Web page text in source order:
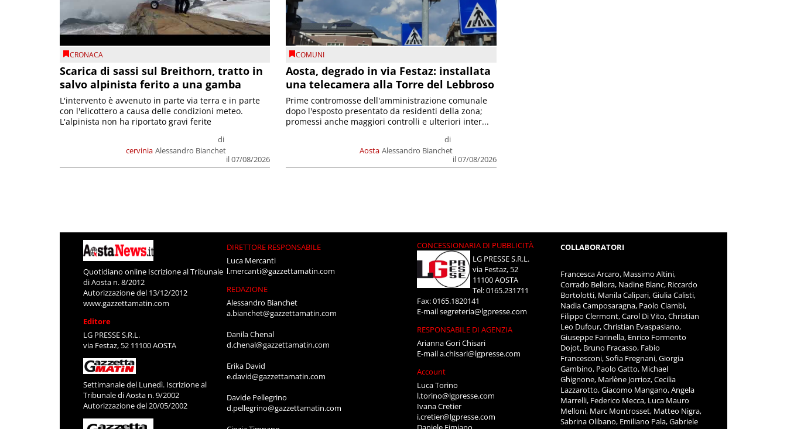
CRONACA
Scarica di sassi sul Breithorn, tratto in
salvo alpinista ferito a una gamba
cervinia
di
Alessandro Bianchet
il 07/08/2026
L'intervento è avvenuto in parte via terra e in parte
con l'elicottero a causa delle condizioni meteo.
L'alpinista non ha riportato gravi ferite
COMUNI
Aosta, degrado in via Festaz: installata
una telecamera alla Torre del Lebbroso
Aosta
di
Alessandro Bianchet
il 07/08/2026
Prime contromosse dell'amministrazione comunale
dopo l'esposto presentato da residenti della zona;
promessi anche maggiori controlli e ulteriori inter...
Quotidiano online Iscrizione al Tribunale
di Aosta n. 8/2012
Autorizzazione del 13/12/2012
www.gazzettamatin.com
Editore
LG PRESSE S.R.L.
via Festaz, 52 11100 AOSTA
Settimanale del Lunedì. Iscrizione al
Tribunale di Aosta n. 9/2002
Autorizzazione del 20/05/2002
DIRETTORE RESPONSABILE
Luca Mercanti
l.mercanti@gazzettamatin.com
REDAZIONE
Alessandro Bianchet
a.bianchet@gazzettamatin.com
Danila Chenal
d.chenal@gazzettamatin.com
Erika David
e.david@gazzettamatin.com
Davide Pellegrino
d.pellegrino@gazzettamatin.com
CONCESSIONARIA DI PUBBLICITÀ
LG PRESSE S.R.L.
via Festaz, 52
11100 AOSTA
Tel: 0165.231711
Fax: 0165.1820141
E-mailsegreteria@lgpresse.com
RESPONSABILE DI AGENZIA
Arianna Gori Chisari
E-maila.chisari@lgpresse.com
Account
Luca Torino
l.torino@lgpresse.com
Ivana Cretier
i.cretier@lgpresse.com
COLLABORATORI
Francesca Arcaro, Massimo Altini,
Corrado Bellora, Nadine Blanc, Riccardo
Bortolotti, Manila Calipari, Giulia Calisti,
Nadia Camposaragna, Paolo Ciambi,
Filippo Clermont, Carol Di Vito, Christian
Leo Dufour, Christian Evaspasiano,
Giuseppe Farinella, Enrico Formento
Dojot, Bruno Fracasso, Fabio
Francesconi, Sofia Fregnani, Giorgia
Gambino, Paolo Gatto, Michael
Ghignone, Marlène Jorrioz, Cecilia
Lazzarotto, Giacomo Mangano, Angela
Marrelli, Federico Mecca, Luca Mauro
Melloni, Marc Montrosset, Matteo Nigra,
Sabrina Olibano, Emiliano Pala, Gabriele